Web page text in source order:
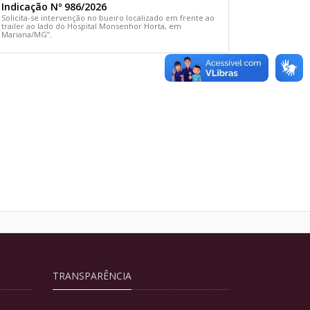
Indicação Nº 986/2026
Solicita-se intervenção no bueiro localizado em frente ao
trailer ao lado do Hospital Monsenhor Horta, em
Mariana/MG”.
TRANSPARÊNCIA